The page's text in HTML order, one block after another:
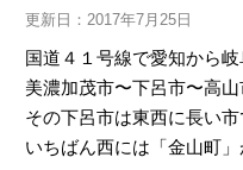
更新日： 2017年7月25日
国道４１号線で愛知から岐
美濃加茂市〜下呂市〜高山
その下呂市は東西に長い市
いちばん西には「金山町」